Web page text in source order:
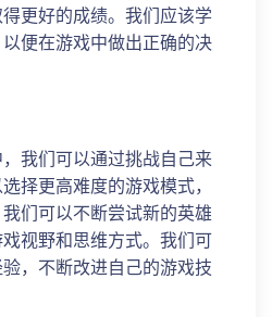
更好的成绩。我们应该学
便在游戏中做出正确的决
我们可以通过挑战自己来
择更高难度的游戏模式，
们可以不断尝试新的英雄
视野和思维方式。我们可
，不断改进自己的游戏技